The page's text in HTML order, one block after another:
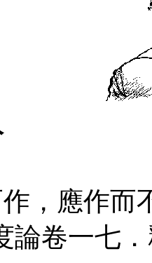
應作而
論卷一七